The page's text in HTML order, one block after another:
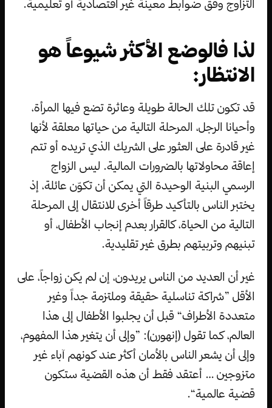
التزاوج وفق ضوابط معينة غير اقتصادية أو تعليمية.
لذا فالوضع الأكثر شيوعاً هو
الانتظار:
قد تكون تلك الحالة طويلة وعاثرة تضع فيها المرأة،
وأحيانا الرجل، المرحلة التالية من حياتها معلقة لأنها
غير قادرة على العثور على الشريك الذي تريده أو تتم
إعاقة محاولاتها بالضرورات المالية. ليس الزواج
الرسمي البنية الوحيدة التي يمكن أن تكوّن عائلة، إذ
يختبر الناس بالتأكيد طرقاً أخرى للانتقال إلى المرحلة
التالية من الحياة، كالقرار بعدم إنجاب الأطفال، أو
تبنيهم وتربيتهم بطرق غير تقليدية.
غير أن العديد من الناس يريدون، إن لم يكن زواجاً، على
الأقل ”شراكة تناسلية حقيقة وملتزمة جداً وغير
متعددة الأطراف“ قبل أن يجلبوا الأطفال إلى هذا
العالم، كما تقول (إنهورن): ”وإلى أن يتغير هذا المفهوم،
وإلى أن يشعر الناس بالأمان أكثر عند كونهم آباء غير
متزوجين … أعتقد فقط أن هذه القضية ستكون
قضية عالمية“.